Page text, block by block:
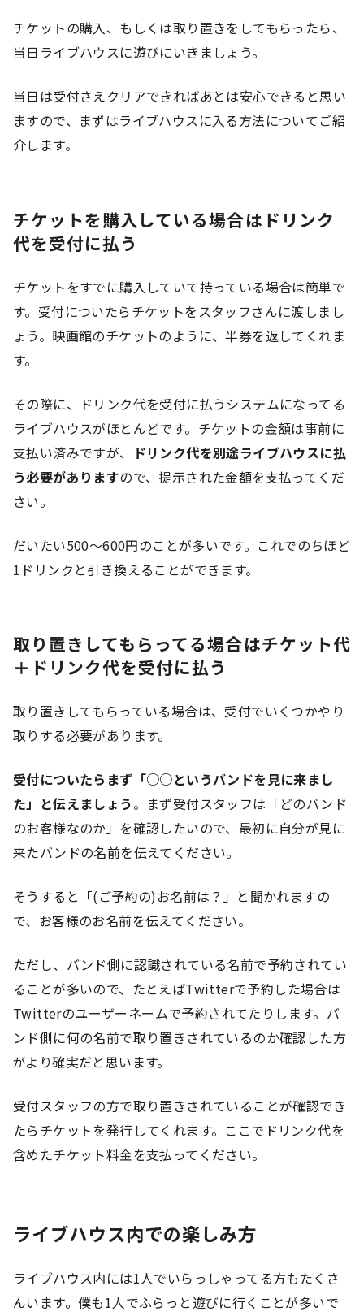
チケットの購入、もしくは取り置きをしてもらったら、
当日ライブハウスに遊びにいきましょう。
当日は受付さえクリアできればあとは安心できると思い
ますので、まずはライブハウスに入る方法についてご紹
介します。
チケットを購入している場合はドリンク
代を受付に払う
チケットをすでに購入していて持っている場合は簡単で
す。受付についたらチケットをスタッフさんに渡しまし
ょう。映画館のチケットのように、半券を返してくれま
す。
その際に、ドリンク代を受付に払うシステムになってる
ライブハウスがほとんどです。チケットの金額は事前に
支払い済みですが、
ドリンク代を別途ライブハウスに払
う必要がありますので、提示された金額を支払ってくだ
さい。
だいたい500～600円のことが多いです。これでのちほど
1ドリンクと引き換えることができます。
取り置きしてもらってる場合はチケット代
＋ドリンク代を受付に払う
取り置きしてもらっている場合は、受付でいくつかやり
取りする必要があります。
受付についたらまず「○○というバンドを見に来まし
た」と伝えましょう 。まず受付スタッフは「どのバンド
のお客様なのか」を確認したいので、最初に自分が見に
来たバンドの名前を伝えてください。
そうすると「(ご予約の)お名前は？」と聞かれますの
で、お客様のお名前を伝えてください。
ただし、バンド側に認識されている名前で予約されてい
ることが多いので、たとえばTwitterで予約した場合は
Twitterのユーザーネームで予約されてたりします。バ
ンド側に何の名前で取り置きされているのか確認した方
がより確実だと思います。
受付スタッフの方で取り置きされていることが確認でき
たらチケットを発行してくれます。ここでドリンク代を
含めたチケット料金を支払ってください。
ライブハウス内での楽しみ方
ライブハウス内には1人でいらっしゃってる方もたくさ
んいます。僕も1人でふらっと遊びに行くことが多いで